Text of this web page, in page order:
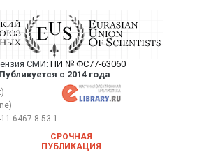
Союз Ученых —
научных статей в
научном журнале
СМИ: ПИ № ФС77-63060
Публикуется с 2014 года
Ученых — публикация научных статей в
научном журнале
6467.8.53.1
СРОЧНАЯ
ПУБЛИКАЦИЯ